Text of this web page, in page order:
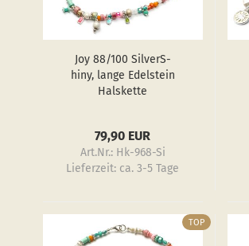
Joy 88/100 Sil­verS­
hiny, lange Edel­stein
Hals­ket­te
79,90 EUR
Art.Nr.: Hk-968-Si
Lieferzeit: ca. 3-5 Tage
TOP